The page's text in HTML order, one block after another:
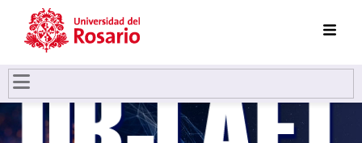
Pasar al contenido principal